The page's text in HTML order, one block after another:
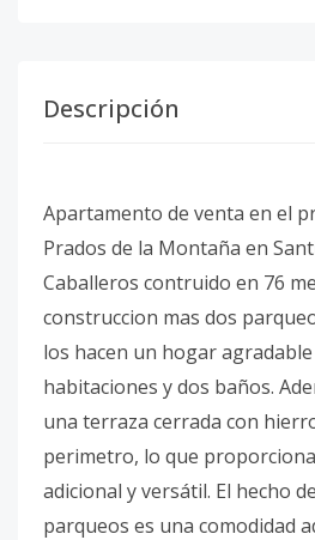
Descripción
Apartamento de venta en el
Prados de la Montaña en
Caballeros contruido en 76
construccion mas dos
los hacen un hogar
habitaciones y dos baños.
una terraza cerrada con
perimetro, lo que
adicional y versátil. El hecho
parqueos es una comodidad